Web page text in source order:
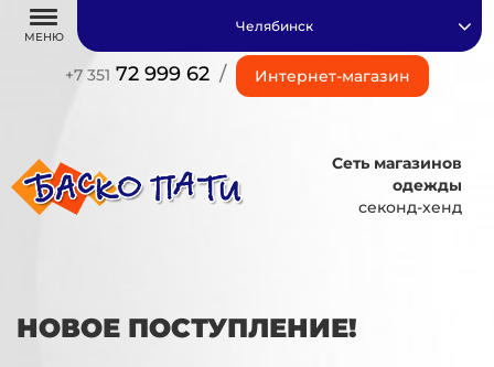
МЕНЮ
+7 351 72 999 62 / Интернет-магазин
Челябинск
Сеть магазинов
одежды
секонд-хенд
НОВОЕ ПОСТУПЛЕНИЕ!